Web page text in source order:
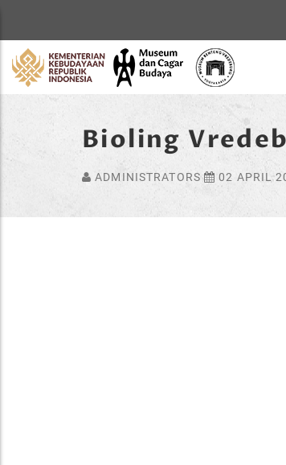
Home
Bioling
ADMINISTRATORS 02 APRIL